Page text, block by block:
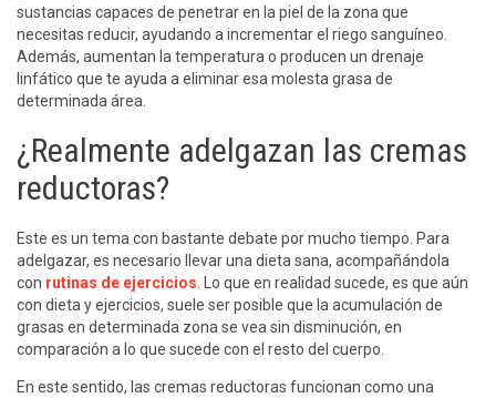
sustancias capaces de penetrar en la piel de la zona que
necesitas reducir, ayudando a incrementar el riego sanguíneo.
Además, aumentan la temperatura o producen un drenaje
linfático que te ayuda a eliminar esa molesta grasa de
determinada área.
¿Realmente adelgazan las cremas
reductoras?
Este es un tema con bastante debate por mucho tiempo. Para
adelgazar, es necesario llevar una dieta sana, acompañándola
con rutinas de ejercicios . Lo que en realidad sucede, es que aún
con dieta y ejercicios, suele ser posible que la acumulación de
grasas en determinada zona se vea sin disminución, en
comparación a lo que sucede con el resto del cuerpo.
En este sentido, las cremas reductoras funcionan como una